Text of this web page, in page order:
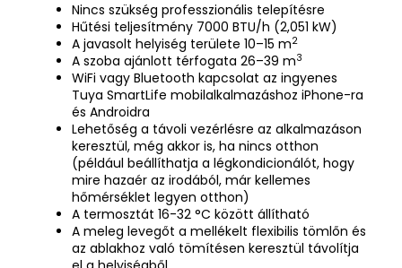
Nincs szükség professzionális telepítésre
Hűtési teljesítmény 7000 BTU/h (2,051 kW)
A javasolt helyiség területe 10–15 m2
A szoba ajánlott térfogata 26–39 m3
WiFi vagy Bluetooth kapcsolat az ingyenes
Tuya SmartLife mobilalkalmazáshoz iPhone-ra
és Androidra
Lehetőség a távoli vezérlésre az alkalmazáson
keresztül, még akkor is, ha nincs otthon
(például beállíthatja a légkondicionálót, hogy
mire hazaér az irodából, már kellemes
hőmérséklet legyen otthon)
A termosztát 16-32 °C között állítható
A meleg levegőt a mellékelt flexibilis tömlőn és
az ablakhoz való tömítésen keresztül távolítja